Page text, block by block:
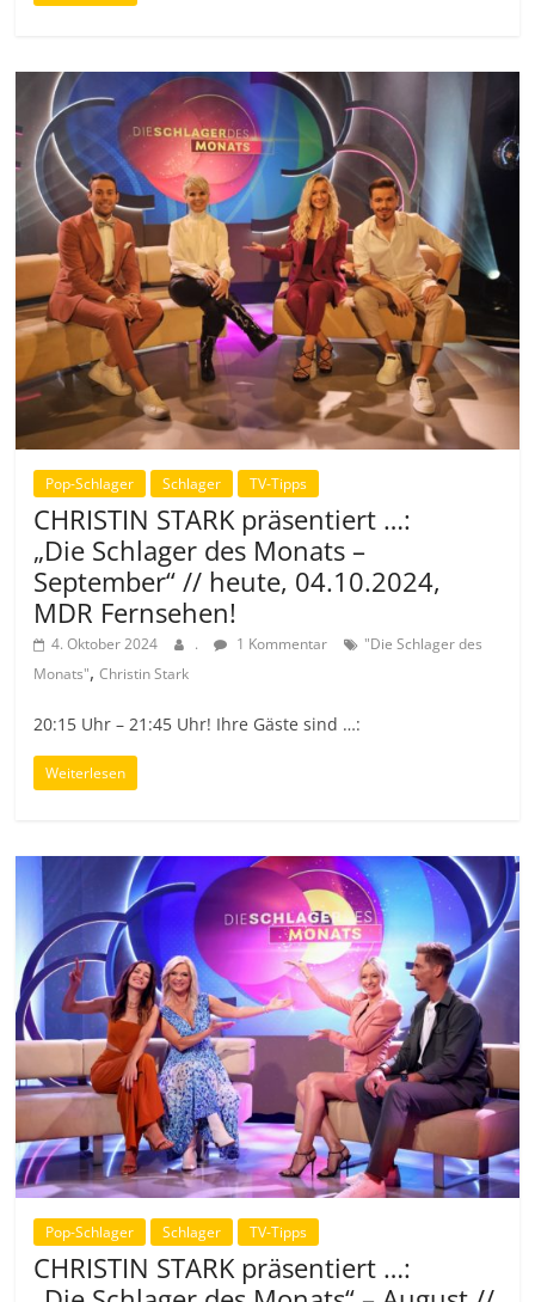
Pop-Schlager Schlager TV-Tipps
CHRISTIN STARK präsentiert …:
„Die Schlager des Monats –
September“ // heute, 04.10.2024,
MDR Fernsehen!
4. Oktober 2024 . 1 Kommentar
"Die Schlager des
Monats",Christin Stark
20:15 Uhr – 21:45 Uhr! Ihre Gäste sind …:
Weiterlesen
Pop-Schlager Schlager TV-Tipps
CHRISTIN STARK präsentiert …: